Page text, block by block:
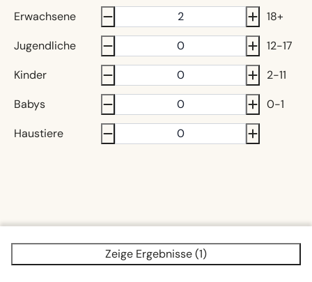
Erwachsene
18+
Jugendliche
12-17
Kinder
2-11
Babys
0-1
Haustiere
Zeige Ergebnisse (1)